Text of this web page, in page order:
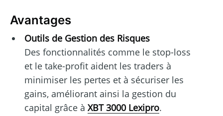
Avantages
Outils de Gestion des Risques
Des fonctionnalités comme le stop-loss
et le take-profit aident les traders à
minimiser les pertes et à sécuriser les
gains, améliorant ainsi la gestion du
capital grâce à XBT 3000 Lexipro.